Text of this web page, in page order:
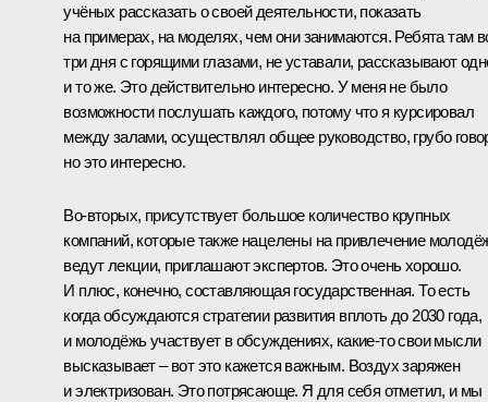
учёных рассказать о своей деятельности, показать
на примерах, на моделях, чем они занимаются. Ребята там
три дня с горящими глазами, не уставали, рассказывают
и то же. Это действительно интересно. У меня не было
возможности послушать каждого, потому что я курсировал
между залами, осуществлял общее руководство, грубо
но это интересно.
Во-вторых, присутствует большое количество крупных
компаний, которые также нацелены на привлечение
ведут лекции, приглашают экспертов. Это очень хорошо.
И плюс, конечно, составляющая государственная. То есть
когда обсуждаются стратегии развития вплоть до 2030 года,
и молодёжь участвует в обсуждениях, какие-то свои мысли
высказывает – вот это кажется важным. Воздух заряжен
и электризован. Это потрясающе. Я для себя отметил, и мы